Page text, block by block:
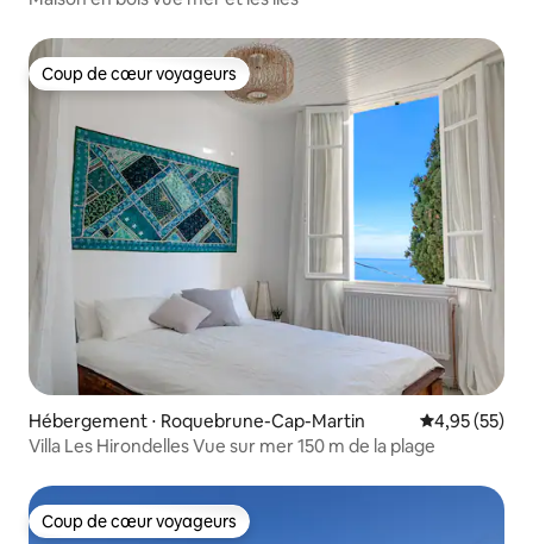
Coup de cœur voyageurs
Coup de cœur voyageurs
Hébergement ⋅ Roquebrune-Cap-Martin Évaluation
4,95 (55)
Villa Les Hirondelles Vue sur mer 150 m de la plage
Coup de cœur voyageurs
Coup de cœur voyageurs